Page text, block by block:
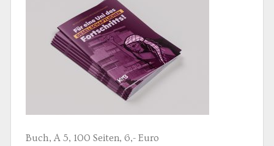
Buch, A 5, 100 Seiten, 6,- Euro